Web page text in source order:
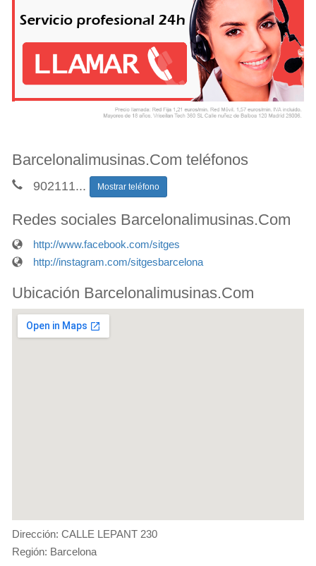
Barcelonalimusinas.Com teléfonos
902111... Mostrar teléfono
Redes sociales Barcelonalimusinas.Com
http://www.facebook.com/sitges
http://instagram.com/sitgesbarcelona
Ubicación Barcelonalimusinas.Com
Dirección: CALLE LEPANT 230
Región: Barcelona